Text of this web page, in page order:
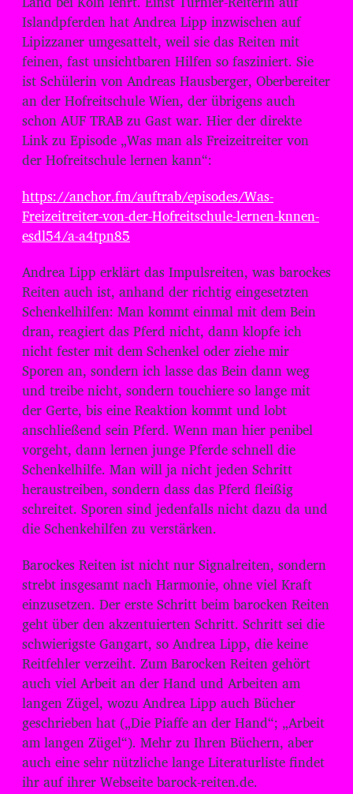
o
-
P
l
a
y
e
r
Islandpferden hat Andrea Lipp inzwischen auf
Lipizzaner umgesattelt, weil sie das Reiten mit
feinen, fast unsichtbaren Hilfen so fasziniert. Sie
ist Schülerin von Andreas Hausberger, Oberbereiter
an der Hofreitschule Wien, der übrigens auch
schon AUF TRAB zu Gast war. Hier der direkte
Link zu Episode „Was man als Freizeitreiter von
der Hofreitschule lernen kann“:
https://anchor.fm/auftrab/episodes/Was-
Freizeitreiter-von-der-Hofreitschule-lernen-knnen-
esdl54/a-a4tpn85
Andrea Lipp erklärt das Impulsreiten, was barockes
Reiten auch ist, anhand der richtig eingesetzten
Schenkelhilfen: Man kommt einmal mit dem Bein
dran, reagiert das Pferd nicht, dann klopfe ich
nicht fester mit dem Schenkel oder ziehe mir
Sporen an, sondern ich lasse das Bein dann weg
und treibe nicht, sondern touchiere so lange mit
der Gerte, bis eine Reaktion kommt und lobt
anschließend sein Pferd. Wenn man hier penibel
vorgeht, dann lernen junge Pferde schnell die
Schenkelhilfe. Man will ja nicht jeden Schritt
heraustreiben, sondern dass das Pferd fleißig
schreitet. Sporen sind jedenfalls nicht dazu da und
die Schenkehilfen zu verstärken.
Barockes Reiten ist nicht nur Signalreiten, sondern
strebt insgesamt nach Harmonie, ohne viel Kraft
einzusetzen. Der erste Schritt beim barocken Reiten
geht über den akzentuierten Schritt. Schritt sei die
schwierigste Gangart, so Andrea Lipp, die keine
Reitfehler verzeiht. Zum Barocken Reiten gehört
auch viel Arbeit an der Hand und Arbeiten am
langen Zügel, wozu Andrea Lipp auch Bücher
geschrieben hat („Die Piaffe an der Hand“; „Arbeit
am langen Zügel“). Mehr zu Ihren Büchern, aber
auch eine sehr nützliche lange Literaturliste findet
ihr auf ihrer Webseite barock-reiten.de.